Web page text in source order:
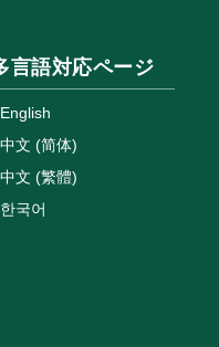
言語対応ページ
English
中文 (简体)
中文 (繁體)
한국어